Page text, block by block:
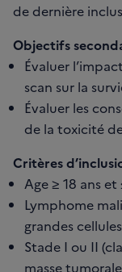
de dernière
Objectifs
Évaluer
scan sur la
Évaluer les
de la toxicité
Critères
Age ≥ 18 ans et
Lymphome
grandes
Stade I ou II
masse